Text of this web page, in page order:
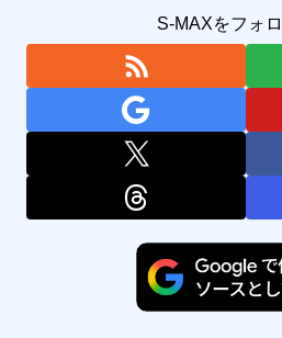
S-MAXをフォ